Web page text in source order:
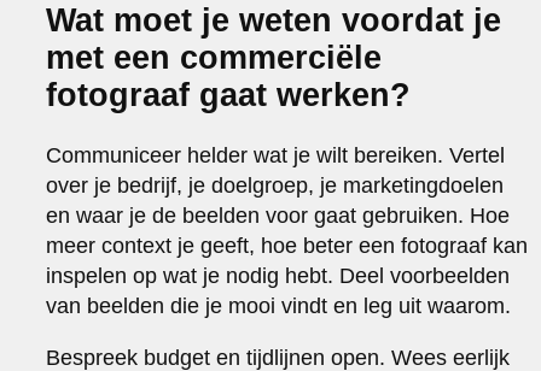
Wat moet je weten voordat je
met een commerciële
fotograaf gaat werken?
Communiceer helder wat je wilt bereiken. Vertel
over je bedrijf, je doelgroep, je marketingdoelen
en waar je de beelden voor gaat gebruiken. Hoe
meer context je geeft, hoe beter een fotograaf kan
inspelen op wat je nodig hebt. Deel voorbeelden
van beelden die je mooi vindt en leg uit waarom.
Bespreek budget en tijdlijnen open. Wees eerlijk